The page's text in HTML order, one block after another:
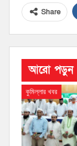
Share
আরো পড়ুন
কুমিল্লার খবর